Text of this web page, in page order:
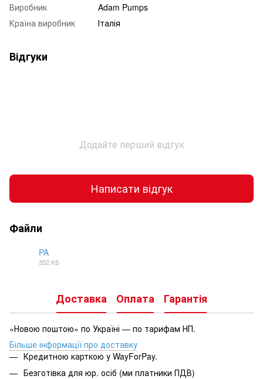
Виробник
Adam Pumps
Країна виробник
Італія
Відгуки
Додайте перший відгук
Написати відгук
Файли
PA
352 КБ
Доставка Оплата Гарантія
«Новою поштою» по Україні — по тарифам НП.
Більше інформації про доставку
Кредитною карткою у WayForPay.
Безготівка для юр. осіб (ми платники ПДВ)